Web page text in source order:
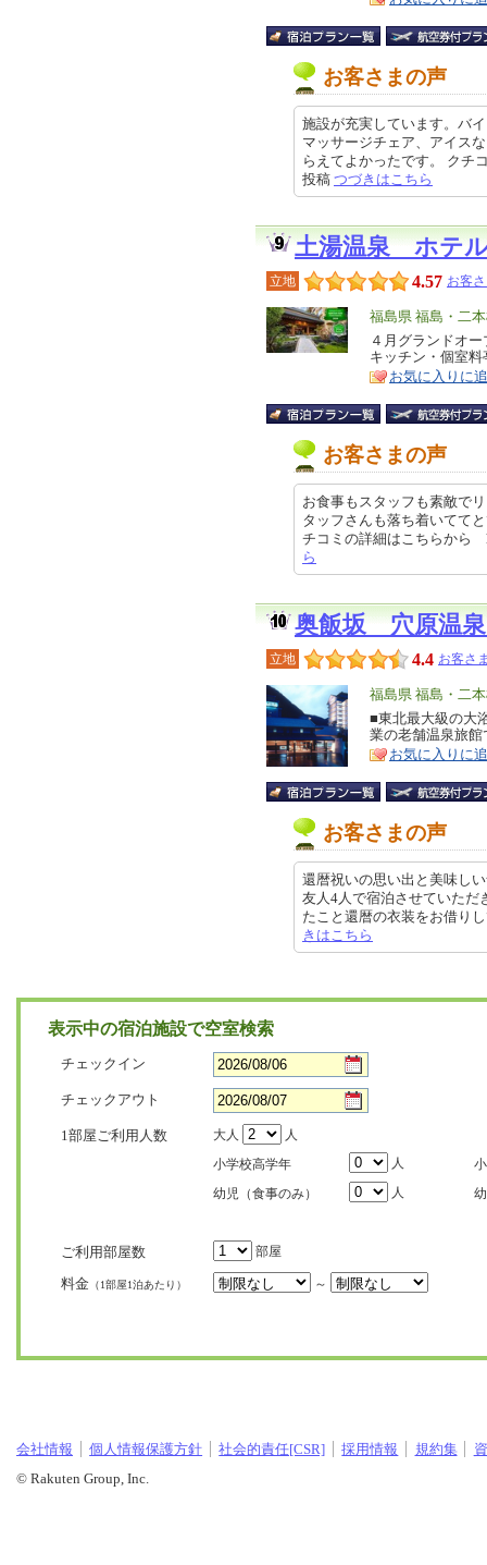
お客さまの声
施設が充実しています。バ
マッサージチェア、アイス
らえてよかったです。 ク
投稿 つづきはこちら
土湯温泉 ホテ
立地 4.57 お客
エ
リ
ア
福島県 福島・二
特
徴
４月グランドオ
キッチン・個室
お気に入りに
お客さまの声
お食事もスタッフも素敵で
タッフさんも落ち着いてて
チコミの詳細はこちらか
ら
奥飯坂 穴原温
立地 4.4 お客さ
エ
リ
ア
福島県 福島・二
特
徴
■東北最大級の大
業の老舗温泉旅
お気に入りに
お客さまの声
還暦祝いの思い出と美味し
友人4人で宿泊させていただ
たこと還暦の衣装をお借り
きはこちら
表示中の宿泊施設で空室検索
チェックイン
チェックアウト
1部屋ご利用人数 大人
人
小学校高学年
人
幼児（食事のみ）
人
ご利用部屋数 部屋
料金 （1部屋1泊あたり） ～
会社情報 個人情報保護方針 社会的責任[CSR] 採用情報 規約集
© Rakuten Group, Inc.